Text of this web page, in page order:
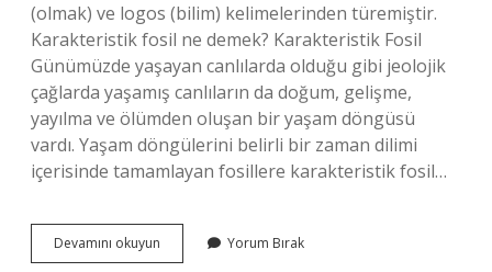
(olmak) ve logos (bilim) kelimelerinden türemiştir.
Karakteristik fosil ne demek? Karakteristik Fosil
Günümüzde yaşayan canlılarda olduğu gibi jeolojik
çağlarda yaşamış canlıların da doğum, gelişme,
yayılma ve ölümden oluşan bir yaşam döngüsü
vardı. Yaşam döngülerini belirli bir zaman dilimi
içerisinde tamamlayan fosillere karakteristik fosil…
Devamını okuyun Paleoekoloji
Ne
Yorum Bırak